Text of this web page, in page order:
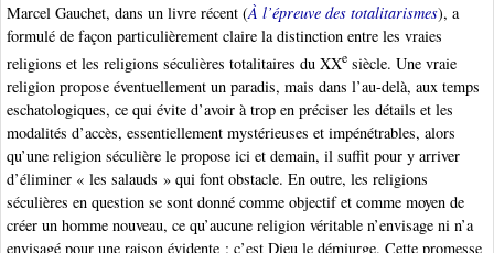
Marcel Gauchet, dans un livre récent (À l’épreuve des totalitarismes), a
formulé de façon particulièrement claire la distinction entre les vraies
religions et les religions séculières totalitaires du XXe siècle. Une vraie
religion propose éventuellement un paradis, mais dans l’au-delà, aux temps
eschatologiques, ce qui évite d’avoir à trop en préciser les détails et les
modalités d’accès, essentiellement mystérieuses et impénétrables, alors
qu’une religion séculière le propose ici et demain, il suffit pour y arriver
d’éliminer « les salauds » qui font obstacle. En outre, les religions
séculières en question se sont donné comme objectif et comme moyen de
créer un homme nouveau, ce qu’aucune religion véritable n’envisage ni n’a
envisagé pour une raison évidente : c’est Dieu le démiurge. Cette promesse